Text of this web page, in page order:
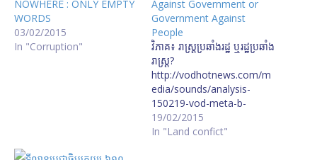
NOWHERE : ONLY EMPTY
WORDS
03/02/2015
In "Corruption"
Against Government or
Government Against
People
​វិភាគ​៖ ​រាស្ត្រ​ប្រឆាំង​រដ្ឋ ឬ​រដ្ឋ​ប្រឆាំង​
រាស្ត្រ​?​
http://vodhotnews.com/m
edia/sounds/analysis-
150219-vod-meta-b-
social-people-against-
state-and-state-against-
19/02/2015
In "Land confict"